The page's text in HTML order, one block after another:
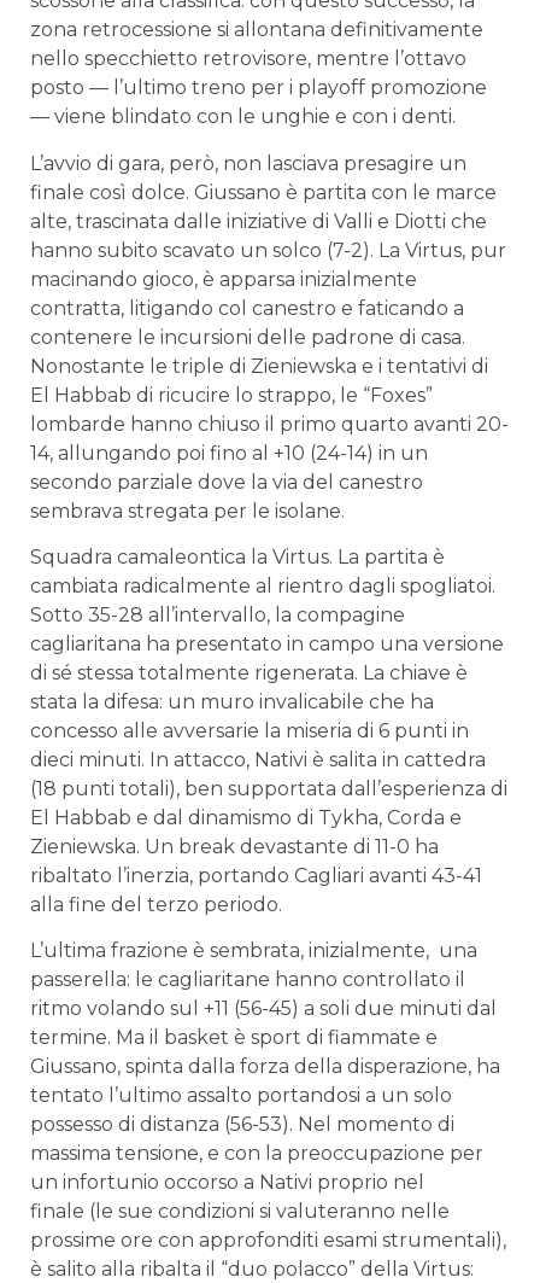
zona retrocessione si allontana definitivamente
nello specchietto retrovisore, mentre l’ottavo
posto — l’ultimo treno per i playoff promozione
— viene blindato con le unghie e con i denti.
L’avvio di gara, però, non lasciava presagire un
finale così dolce. Giussano è partita con le marce
alte, trascinata dalle iniziative di Valli e Diotti che
hanno subito scavato un solco (7-2). La Virtus, pur
macinando gioco, è apparsa inizialmente
contratta, litigando col canestro e faticando a
contenere le incursioni delle padrone di casa.
Nonostante le triple di Zieniewska e i tentativi di
El Habbab di ricucire lo strappo, le “Foxes”
lombarde hanno chiuso il primo quarto avanti 20-
14, allungando poi fino al +10 (24-14) in un
secondo parziale dove la via del canestro
sembrava stregata per le isolane.
Squadra camaleontica la Virtus. La partita è
cambiata radicalmente al rientro dagli spogliatoi.
Sotto 35-28 all’intervallo, la compagine
cagliaritana ha presentato in campo una versione
di sé stessa totalmente rigenerata. La chiave è
stata la difesa: un muro invalicabile che ha
concesso alle avversarie la miseria di 6 punti in
dieci minuti. In attacco, Nativi è salita in cattedra
(18 punti totali), ben supportata dall’esperienza di
El Habbab e dal dinamismo di Tykha, Corda e
Zieniewska. Un break devastante di 11-0 ha
ribaltato l’inerzia, portando Cagliari avanti 43-41
alla fine del terzo periodo.
L’ultima frazione è sembrata, inizialmente, una
passerella: le cagliaritane hanno controllato il
ritmo volando sul +11 (56-45) a soli due minuti dal
termine. Ma il basket è sport di fiammate e
Giussano, spinta dalla forza della disperazione, ha
tentato l’ultimo assalto portandosi a un solo
possesso di distanza (56-53). Nel momento di
massima tensione, e con la preoccupazione per
un infortunio occorso a Nativi proprio nel
finale (le sue condizioni si valuteranno nelle
prossime ore con approfonditi esami strumentali),
è salito alla ribalta il “duo polacco” della Virtus: